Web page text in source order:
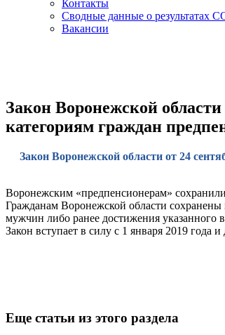
Контакты
Сводные данные о результатах
Вакансии
Закон Воронежской
категориям граждан
Закон Воронежской области от 24
Воронежским «предпенсионерам»
Гражданам Воронежской области
мужчин либо ранее достижения указанного
Закон вступает в силу с 1 января 2019 года
Еще статьи из этого раздела